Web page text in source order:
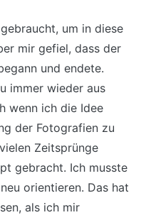
um in diese
mir gefiel, dass der
und endete.
immer wieder aus
wenn ich die Idee
der Fotografien zu
Zeitsprünge
gebracht. Ich musste
orientieren. Das hat
als ich mir